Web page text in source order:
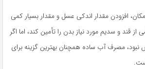
افزودن مقدار اندکی عسل و مقدار بسیار کمی
قند و سدیم مورد نیاز بدن را تأمین کند، اما اگر
مصرف آب ساده همچنان بهترین گزینه برای